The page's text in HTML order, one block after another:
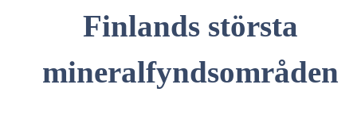
Finlands största
mineralfyndsområden